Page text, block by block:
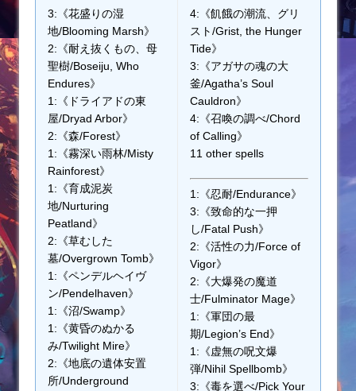
3:《花盛りの湿
地/Blooming Marsh》
2:《耐え抜くもの、母
聖樹/Boseiju, Who
Endures》
1:《ドライアドの東
屋/Dryad Arbor》
2:《森/Forest》
1:《霧深い雨林/Misty
Rainforest》
1:《育成泥炭
地/Nurturing
Peatland》
2:《草むした
墓/Overgrown Tomb》
1:《ペンデルヘイヴ
ン/Pendelhaven》
1:《沼/Swamp》
1:《黄昏のぬかる
み/Twilight Mire》
2:《地底の遺体安置
所/Underground
4:《飢餓の潮流、グリ
スト/Grist, the Hunger
Tide》
3:《アガサの魂の大
釜/Agatha’s Soul
Cauldron》
4:《召喚の調べ/Chord
of Calling》
11 other spells
1:《忍耐/Endurance》
3:《致命的な一押
し/Fatal Push》
2:《活性の力/Force of
Vigor》
2:《大爆発の魔道
士/Fulminator Mage》
1:《軍団の最
期/Legion’s End》
1:《虚無の呪文爆
弾/Nihil Spellbomb》
3:《毒を選べ/Pick Your